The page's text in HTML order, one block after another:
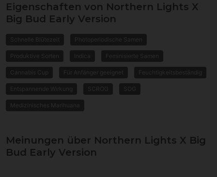
Eigenschaften von Northern Lights X
Big Bud Early Version
Schnelle Blütezeit Photoperiodische Samen
Produktive Sorten Indica Feminisierte Samen
Cannabis Cup Für Anfänger geeignet Feuchtigkeitsbeständig
Entspannende Wirkung SCROG SOG
Medizinisches Marihuana
Meinungen über Northern Lights X Big
Bud Early Version